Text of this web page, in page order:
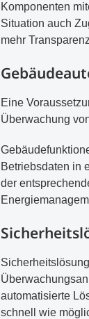
Komponenten
Situation auch
mehr
Eine
Überwachung
Betriebsdaten in
der
automatisierte
schnell wie